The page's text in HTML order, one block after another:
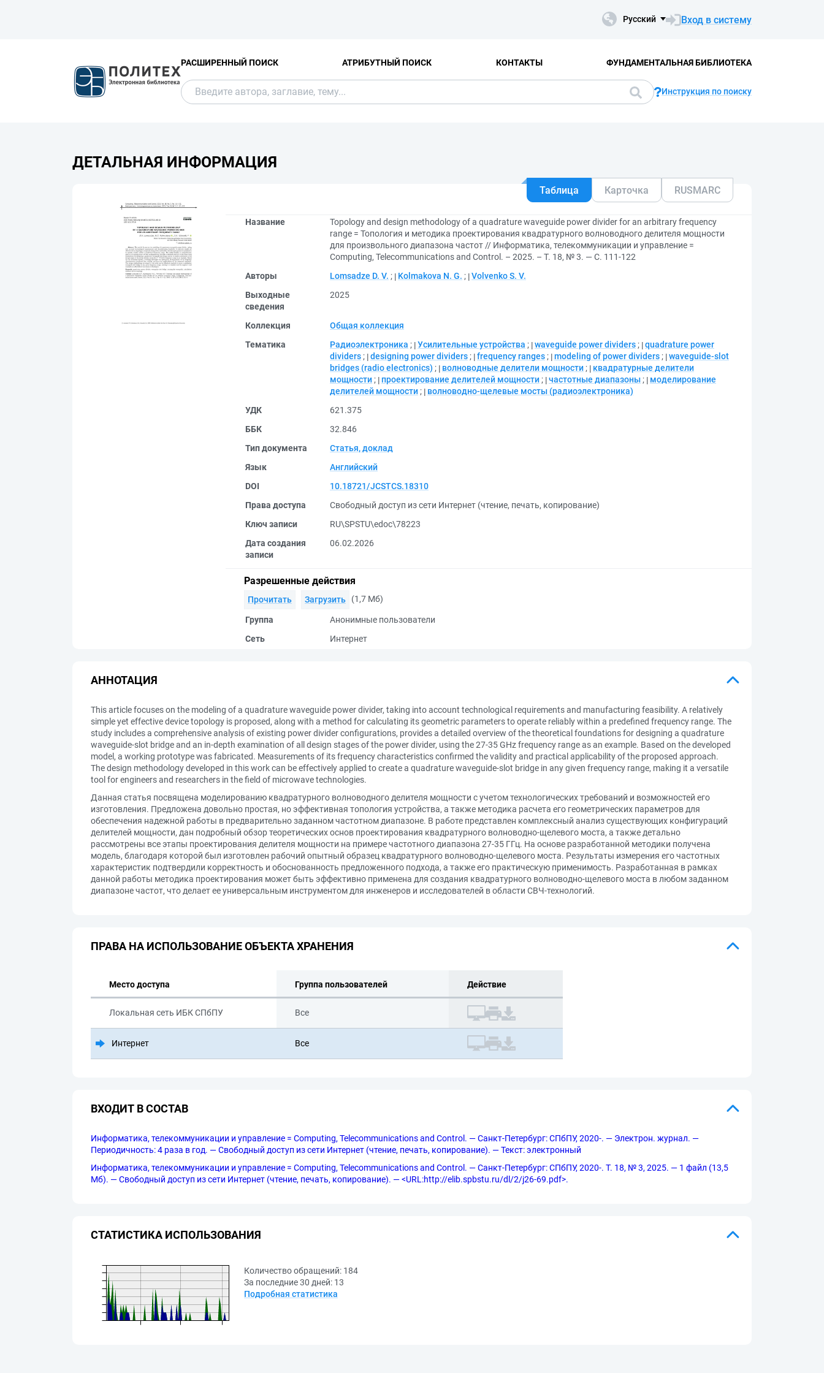
Русский Вход в систему
РАСШИРЕННЫЙ ПОИСК АТРИБУТНЫЙ ПОИСК КОНТАКТЫ ФУНДАМЕНТАЛЬНАЯ БИБЛИОТЕКА
Инструкция по поиску
ДЕТАЛЬНАЯ ИНФОРМАЦИЯ
Таблица Карточка RUSMARC
Название
Topology and design methodology of a quadrature waveguide power divider for an arbitrary frequency
range = Топология и методика проектирования квадратурного волноводного делителя мощности
для произвольного диапазона частот // Информатика, телекоммуникации и управление =
Computing, Telecommunications and Control. – 2025. – Т. 18, № 3. — С. 111-122
Авторы
Lomsadze D. V. ; Kolmakova N. G. ; Volvenko S. V.
Выходные
сведения
2025
Коллекция
Общая коллекция
Тематика
Радиоэлектроника ; Усилительные устройства ; waveguide power dividers ; quadrature power
dividers ; designing power dividers ; frequency ranges ; modeling of power dividers ; waveguide-slot
bridges (radio electronics) ; волноводные делители мощности ;
квадратурные делители
мощности ; проектирование делителей мощности ; частотные диапазоны ;
моделирование
делителей мощности ;
волноводно-щелевые мосты (радиоэлектроника)
УДК
621.375
ББК
32.846
Тип документа
Статья, доклад
Язык
Английский
DOI
10.18721/JCSTCS.18310
Права доступа
Свободный доступ из сети Интернет (чтение, печать, копирование)
Ключ записи
RU\SPSTU\edoc\78223
Дата создания
записи
06.02.2026
Разрешенные действия
Прочитать Загрузить (1,7 Мб)
Группа
Анонимные пользователи
Сеть
Интернет
АННОТАЦИЯ
This article focuses on the modeling of a quadrature waveguide power divider, taking into account technological requirements and manufacturing feasibility. A relatively
simple yet effective device topology is proposed, along with a method for calculating its geometric parameters to operate reliably within a predefined frequency range. The
study includes a comprehensive analysis of existing power divider configurations, provides a detailed overview of the theoretical foundations for designing a quadrature
waveguide-slot bridge and an in-depth examination of all design stages of the power divider, using the 27-35 GHz frequency range as an example. Based on the developed
model, a working prototype was fabricated. Measurements of its frequency characteristics confirmed the validity and practical applicability of the proposed approach.
The design methodology developed in this work can be effectively applied to create a quadrature waveguide-slot bridge in any given frequency range, making it a versatile
tool for engineers and researchers in the field of microwave technologies.
Данная статья посвящена моделированию квадратурного волноводного делителя мощности с учетом технологических требований и возможностей его
изготовления. Предложена довольно простая, но эффективная топология устройства, а также методика расчета его геометрических параметров для
обеспечения надежной работы в предварительно заданном частотном диапазоне. В работе представлен комплексный анализ существующих конфигураций
делителей мощности, дан подробный обзор теоретических основ проектирования квадратурного волноводно-щелевого моста, а также детально
рассмотрены все этапы проектирования делителя мощности на примере частотного диапазона 27-35 ГГц. На основе разработанной методики получена
модель, благодаря которой был изготовлен рабочий опытный образец квадратурного волноводно-щелевого моста. Результаты измерения его частотных
характеристик подтвердили корректность и обоснованность предложенного подхода, а также его практическую применимость. Разработанная в рамках
данной работы методика проектирования может быть эффективно применена для создания квадратурного волноводно-щелевого моста в любом заданном
диапазоне частот, что делает ее универсальным инструментом для инженеров и исследователей в области СВЧ-технологий.
ПРАВА НА ИСПОЛЬЗОВАНИЕ ОБЪЕКТА ХРАНЕНИЯ
Место доступа Группа пользователей Действие
Локальная сеть ИБК СПбПУ Все
Интернет Все
ВХОДИТ В СОСТАВ
Информатика, телекоммуникации и управление = Computing, Telecommunications and Control. — Санкт-Петербург: СПбПУ, 2020-. — Электрон. журнал. —
Периодичность: 4 раза в год. — Свободный доступ из сети Интернет (чтение, печать, копирование). — Текст: электронный
Информатика, телекоммуникации и управление = Computing, Telecommunications and Control. — Санкт-Петербург: СПбПУ, 2020-. Т. 18, № 3, 2025. — 1 файл (13,5
Мб). — Свободный доступ из сети Интернет (чтение, печать, копирование). — <URL:http://elib.spbstu.ru/dl/2/j26-69.pdf>.
СТАТИСТИКА ИСПОЛЬЗОВАНИЯ
Количество обращений: 184
За последние 30 дней: 13
Подробная статистика